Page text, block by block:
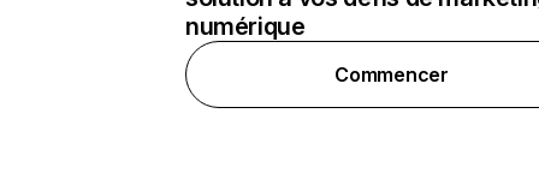
numérique
Commencer